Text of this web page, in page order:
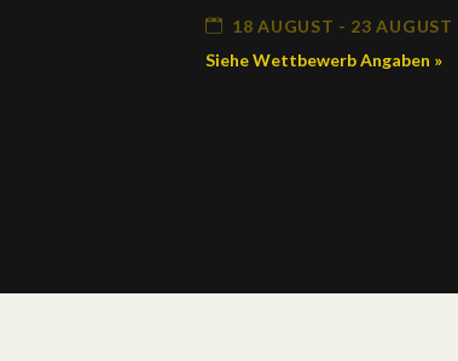
18 AUGUST - 23 AUGUST
Siehe Wettbewerb Angaben »